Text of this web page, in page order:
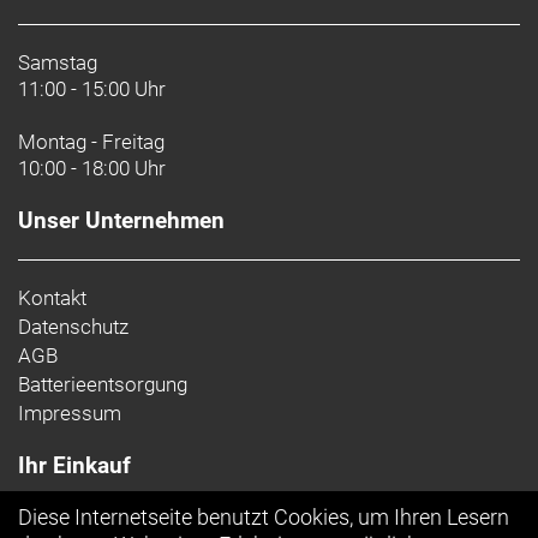
Kurbelsatz: Prowheel, Aluminium, Narrow-Wide-
Kassette: Shimano CUES LG300, LINKGLIDE, 11-
48 Z., 10fach
Kette: Shimano LG500
Lenker: Bontrager Comp Lowriser, Aluminium,
31,8 mm, 15 mm Rise, 660 mm Breite
Lenkervorbau: Bontrager Comp, 31 8 mm, Blendr-
kompatibel, 7 Grad, 100 mm Länge
Schraubklemmung
Samstag
11:00 - 15:00 Uhr
Montag - Freitag
10:00 - 18:00 Uhr
Unser Unternehmen
Kontakt
Datenschutz
AGB
Batterieentsorgung
Impressum
Ihr Einkauf
Diese Internetseite benutzt Cookies, um Ihren Lesern